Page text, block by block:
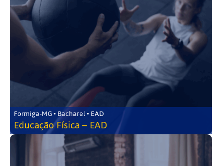
Formiga-MG • Bacharel • EAD
Educação Física – EAD